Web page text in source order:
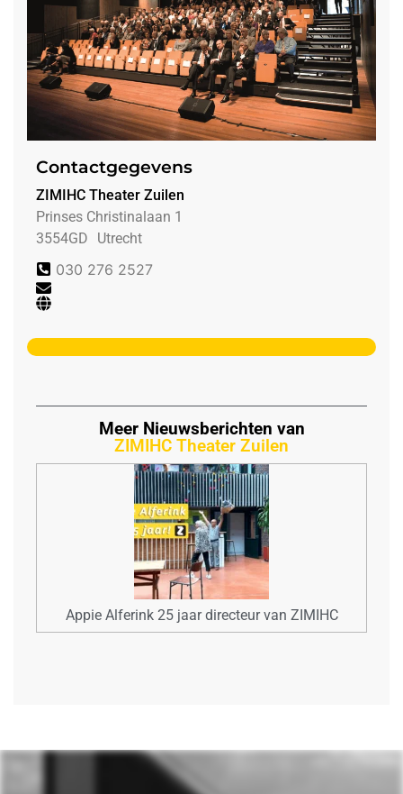
Contactgegevens
ZIMIHC Theater Zuilen
Prinses Christinalaan 1
3554GD
Utrecht
030 276 2527
Meer Nieuwsberichten van
ZIMIHC Theater Zuilen
Appie Alferink 25 jaar directeur van ZIMIHC